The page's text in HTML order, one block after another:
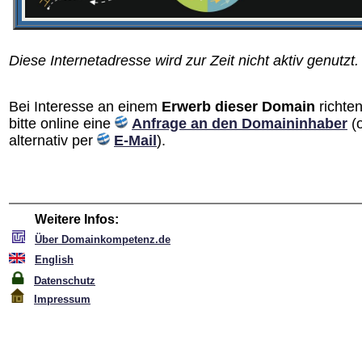
Diese Internetadresse wird zur Zeit nicht aktiv genutzt.
Bei Interesse an einem Erwerb dieser Domain
bitte online eine
Anfrage an den Domain­inhaber
alternativ per
E-Mail ).
Weitere Infos:
Über Domainkompetenz.de
English
Datenschutz
Impressum